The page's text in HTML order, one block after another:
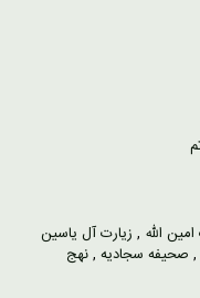
الله , زیارت آل یاسین
, صحیفه سجادیه ,نهج